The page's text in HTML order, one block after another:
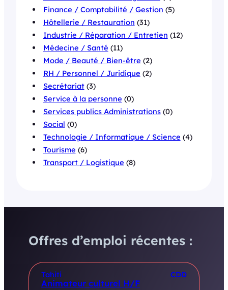
Finance / Comptabilité / Gestion (5)
Hôtellerie / Restauration (31)
Industrie / Réparation / Entretien (12)
Médecine / Santé (11)
Mode / Beauté / Bien-être (2)
RH / Personnel / Juridique (2)
Secrétariat(3)
Service à la personne (0)
Services publics Administrations(0)
Social (0)
Technologie / Informatique / Science (4)
Tourisme (6)
Transport / Logistique (8)
Offres d’emploi récentes :
Tahiti CDD
Animateur culturel H/F